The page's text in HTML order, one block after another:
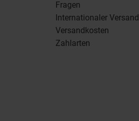
Fragen
Internationaler Versand
Versandkosten
Zahlarten